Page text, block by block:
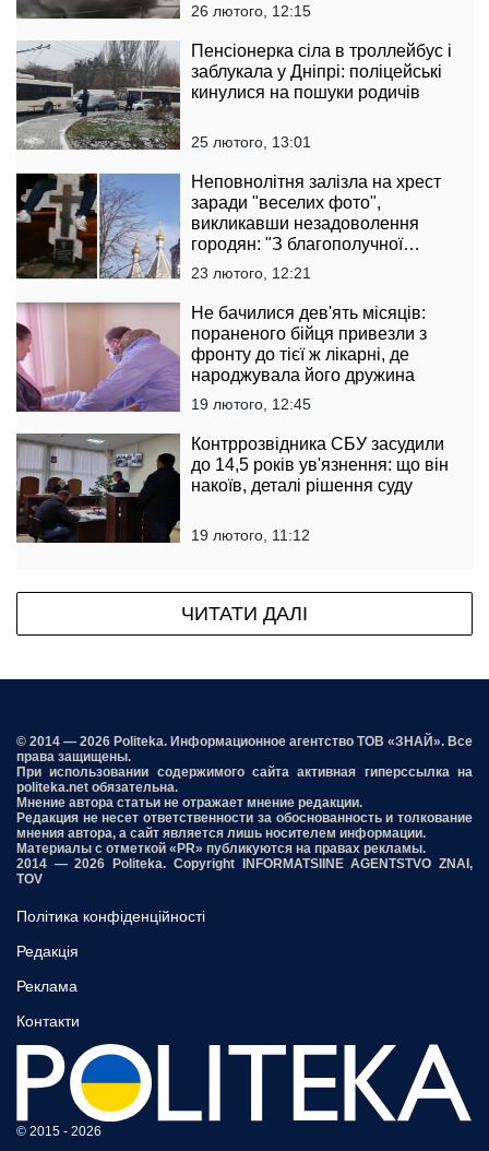
26 лютого, 12:15
Пенсіонерка сіла в троллейбус і
заблукала у Дніпрі: поліцейські
кинулися на пошуки родичів
25 лютого, 13:01
Неповнолітня залізла на хрест
заради "веселих фото",
викликавши незадоволення
городян: "З благополучної
родини"
23 лютого, 12:21
Не бачилися дев'ять місяців:
пораненого бійця привезли з
фронту до тієї ж лікарні, де
народжувала його дружина
19 лютого, 12:45
Контррозвідника СБУ засудили
до 14,5 років ув'язнення: що він
накоїв, деталі рішення суду
19 лютого, 11:12
ЧИТАТИ ДАЛІ
© 2014 — 2026 Politeka. Информационное агентство ТОВ «ЗНАЙ». Все
права защищены.
При использовании содержимого сайта активная гиперссылка на
politeka.net обязательна.
Мнение автора статьи не отражает мнение редакции.
Редакция не несет ответственности за обоснованность и толкование
мнения автора, а сайт является лишь носителем информации.
Материалы с отметкой «PR» публикуются на правах рекламы.
2014 — 2026 Politeka. Copyright INFORMATSIINE AGENTSTVO ZNAI,
TOV
Політика конфіденційності
Редакція
Реклама
Контакти
© 2015 - 2026